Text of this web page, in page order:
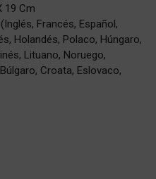
19 Cm
Francés, Español,
Holandés, Polaco, Húngaro,
Lituano, Noruego,
Croata, Eslovaco,